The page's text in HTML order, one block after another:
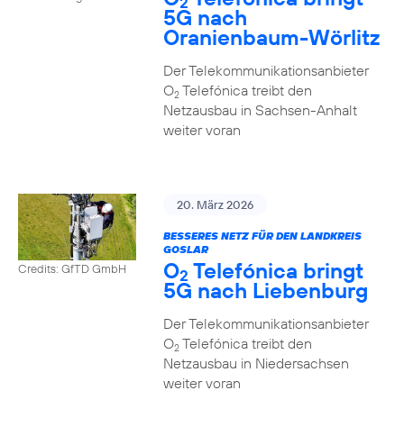
5G nach
Oranienbaum-Wörlitz
Der Telekommunikationsanbieter
O2Telefónica treibt den
Netzausbau in Sachsen-Anhalt
weiter voran
Credits: GfTD GmbH
20. März 2026
BESSERES NETZ FÜR DEN LANDKREIS
GOSLAR
O2 Telefónica bringt
5G nach Liebenburg
Der Telekommunikationsanbieter
O2Telefónica treibt den
Netzausbau in Niedersachsen
weiter voran